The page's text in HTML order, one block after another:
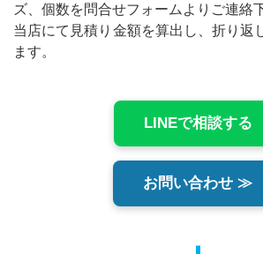
ズ、個数を問合せフォームよりご連絡
当店にて見積り金額を算出し、折り返
ます。
LINEで相談する
お問い合わせ ≫